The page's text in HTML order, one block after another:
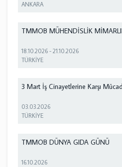
ANKARA
TMMOB MÜHENDİSLİK
18.10.2026 -21.10.2026
TÜRKİYE
3 Mart İş Cinayetlerine Karşı
03.03.2026
TÜRKİYE
TMMOB DÜNYA GIDA GÜNÜ
16.10.2026